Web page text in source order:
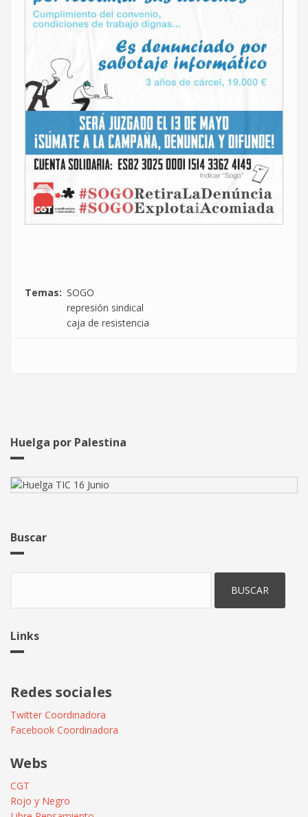
Temas
SOGO
represión sindical
caja de resistencia
Huelga por Palestina
Buscar
Links
Redes sociales
Twitter Coordinadora
Facebook Coordinadora
Webs
CGT
Rojo y Negro